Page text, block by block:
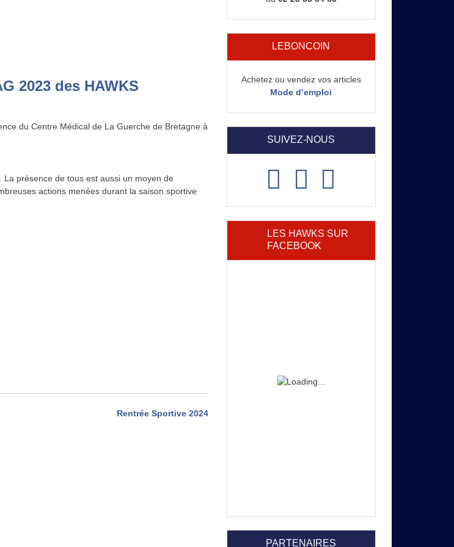
2023 des HAWKS
du Centre Médical de La Guerche de Bretagne à
présence de tous est aussi un moyen de
actions menées durant la saison sportive
Rentrée Sportive 2024
LEBONCOIN
Achetez ou vendez vos articles
Mode d’emploi
SUIVEZ-NOUS
LES HAWKS SUR
FACEBOOK
PARTENAIRES